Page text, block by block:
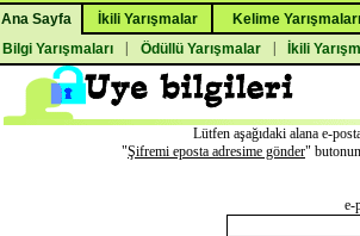
Ana Sayfa İkili Yarışmalar
Kelime Yarışmaları
Bilgi Yarışmaları
Ödüllü Yarışmalar İkili
Lütfen aşağıdaki alana e-
"Şifremi eposta adresime gönder"
e-